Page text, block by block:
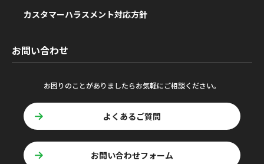
カスタマーハラスメント対応方針
お問い合わせ
お困りのことがありましたらお気軽にご相談ください。
よくあるご質問
お問い合わせフォーム